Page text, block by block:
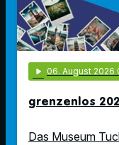
play_arrow 06. August 2026
grenzenlos
Das Museum